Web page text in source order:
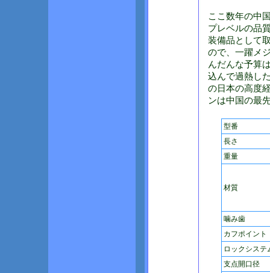
ここ数年の中
プレベルの品
装備品として
ので、一躍メ
んだんな予算
込んで過熱し
の日本の高度
ンは中国の最
型番
長さ
重量
材質
噛み歯
カフポイント
ロックシステ
支点開口径